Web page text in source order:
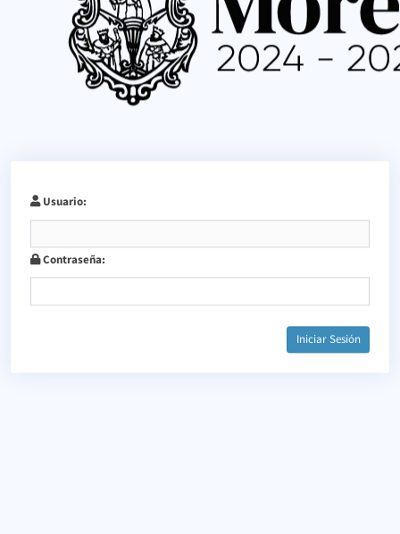
Usuario:
Contraseña:
Iniciar Sesión